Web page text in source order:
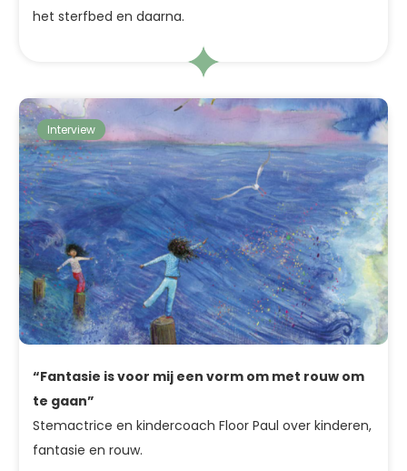
het sterfbed en daarna.
Interview
“Fantasie is voor mij een vorm om met rouw om
te gaan”
Stemactrice en kindercoach Floor Paul over kinderen,
fantasie en rouw.